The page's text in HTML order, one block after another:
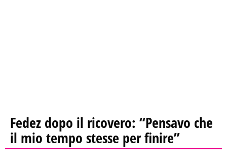
Fedez dopo il ricovero: “Pensavo che
il mio tempo stesse per finire”